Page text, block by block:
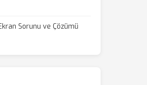
Sorunu ve Çözümü